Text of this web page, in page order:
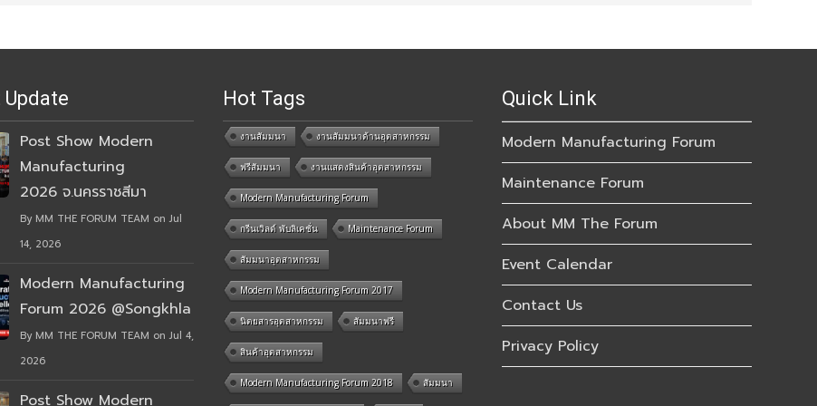
Post Show Modern
Manufacturing
2026 จ.นครราชสีมา
By MM THE FORUM TEAM on Jul
14, 2026
Modern Manufacturing
Forum 2026 @Songkhla
By MM THE FORUM TEAM on Jul 4,
2026
Post Show Modern
Hot Tags
งานสัมมนา งานสัมมนาด้านอุตสาหกรรม
ฟรีสัมมนา งานแสดงสินค้าอุตสาหกรรม
Modern Manufacturing Forum
กรีนเวิลด์ พับลิเคชั่น Maintenance Forum
สัมมนาอุตสาหกรรม
Modern Manufacturing Forum 2017
นิตยสารอุตสาหกรรม สัมมนาฟรี
สินค้าอุตสาหกรรม
Modern Manufacturing Forum 2018 สัมมนา
Quick Link
Modern Manufacturing Forum
Maintenance Forum
About MM The Forum
Event Calendar
Contact Us
Privacy Policy